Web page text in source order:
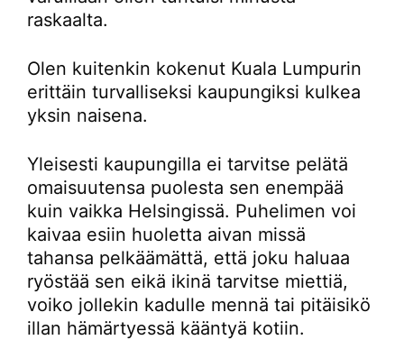
raskaalta.
Olen kuitenkin kokenut Kuala Lumpurin
erittäin turvalliseksi kaupungiksi kulkea
yksin naisena.
Yleisesti kaupungilla ei tarvitse pelätä
omaisuutensa puolesta sen enempää
kuin vaikka Helsingissä. Puhelimen voi
kaivaa esiin huoletta aivan missä
tahansa pelkäämättä, että joku haluaa
ryöstää sen eikä ikinä tarvitse miettiä,
voiko jollekin kadulle mennä tai pitäisikö
illan hämärtyessä kääntyä kotiin.